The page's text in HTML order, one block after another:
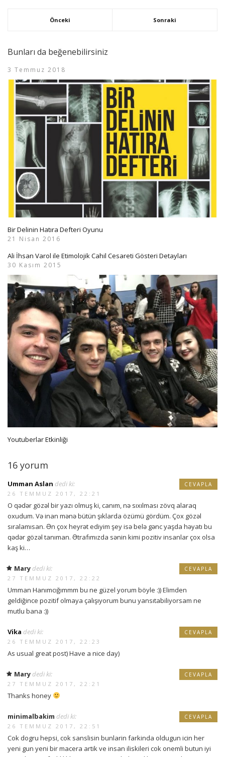
Önceki Sonraki
Bunları da beğenebilirsiniz
3 Temmuz 2018
Bir Delinin Hatıra Defteri Oyunu
21 Nisan 2016
Ali İhsan Varol ile Etimolojik Cahil Cesareti Gösteri Detayları
30 Kasım 2015
Youtuberlar Etkinliği
16 yorum
Umman Aslan dedi ki:
26 TEMMUZ 2017, 22:21
O qədər gözəl bir yazı olmuş ki, canım, nə sıxılması zövq alaraq
oxudum. Və inan mənə bütün şıklarda özümü gördüm. Çox gözəl
sıralamısan. Ən çox heyrət ediyim şey isə belə gənc yaşda həyatı bu
qədər gözəl tanıman. Ətrafımızda sənin kimi pozitiv insanlar çox olsa
kaş ki…
CEVAPLA
Mary dedi ki:
27 TEMMUZ 2017, 22:22
Umman Hanımcığımmm bu ne güzel yorum böyle :)) Elimden
geldiğince pozitif olmaya çalışıyorum bunu yansıtabiliyorsam ne
mutlu bana :))
CEVAPLA
Vika dedi ki:
26 TEMMUZ 2017, 22:23
As usual great post) Have a nice day)
CEVAPLA
Mary dedi ki:
27 TEMMUZ 2017, 22:21
Thanks honey
CEVAPLA
minimalbakim dedi ki:
26 TEMMUZ 2017, 22:51
Cok dogru hepsi, cok sanslisin bunlarin farkinda oldugun icin her
yeni gun yeni bir macera artik ve insan iliskileri cok onemli butun iyi
CEVAPLA